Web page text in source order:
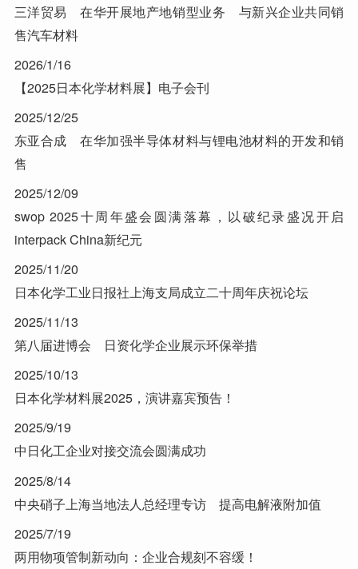
三洋贸易 在华开展地产地销型业务 与新兴企业共同销
售汽车材料
2026/1/16
【2025日本化学材料展】电子会刊
2025/12/25
东亚合成 在华加强半导体材料与锂电池材料的开发和销
售
2025/12/09
swop 2025十周年盛会圆满落幕，以破纪录盛况开启
interpack China新纪元
2025/11/20
日本化学工业日报社上海支局成立二十周年庆祝论坛
2025/11/13
第八届进博会 日资化学企业展示环保举措
2025/10/13
日本化学材料展2025，演讲嘉宾预告！
2025/9/19
中日化工企业对接交流会圆满成功
2025/8/14
中央硝子上海当地法人总经理专访 提高电解液附加值
2025/7/19
两用物项管制新动向：企业合规刻不容缓！